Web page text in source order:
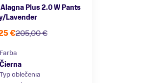
Plus 2.0 W Pants
Lavender
205,00 €
€
Farba
Čierna
Typ oblečenia